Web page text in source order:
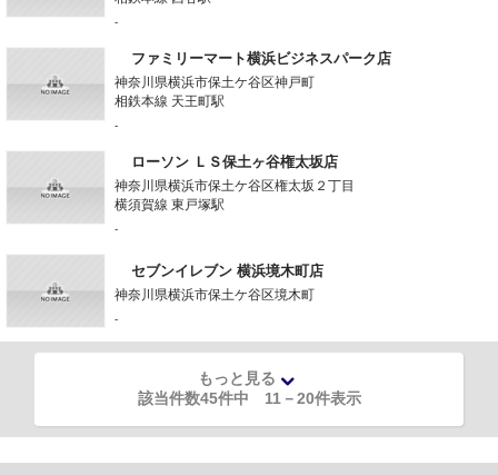
-
ファミリーマート横浜ビジネスパーク店
神奈川県横浜市保土ケ谷区神戸町
相鉄本線 天王町駅
-
ローソン ＬＳ保土ヶ谷権太坂店
神奈川県横浜市保土ケ谷区権太坂２丁目
横須賀線 東戸塚駅
-
セブンイレブン 横浜境木町店
神奈川県横浜市保土ケ谷区境木町
-
もっと見る
該当件数45件中 11－20件表示